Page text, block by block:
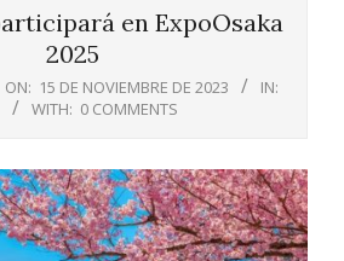
en ExpoOsaka
2025
ON: 15 DE NOVIEMBRE DE 2023
IN:
WITH: 0 COMMENTS